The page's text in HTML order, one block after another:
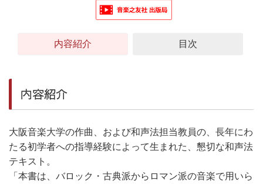
内容紹介 目次
内容紹介
大阪音楽大学の作曲、および和声法担当教員の、長年にわ
たる初学者への指導経験によって生まれた、懇切な和声法
テキスト。
「本書は、バロック・古典派からロマン派の音楽で用いら